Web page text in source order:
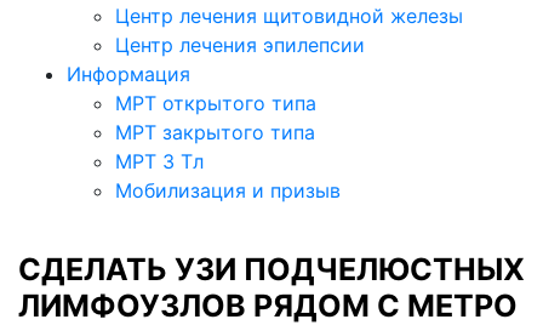
Центр лечения щитовидной железы
Центр лечения эпилепсии
Информация
МРТ открытого типа
МРТ закрытого типа
МРТ 3 Тл
Мобилизация и призыв
СДЕЛАТЬ УЗИ ПОДЧЕЛЮСТНЫХ
ЛИМФОУЗЛОВ РЯДОМ С МЕТРО